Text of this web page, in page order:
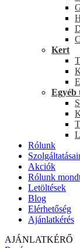
Kert
Egyéb
Rólunk
Akciók
Rólunk
Letöltések
Blog
Elérhetőség
Ajánlatkérés
AJÁNLATKÉRŐ